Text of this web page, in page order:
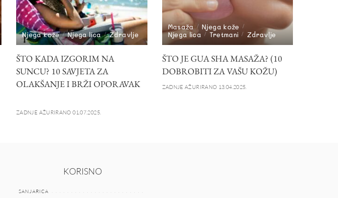
Njega kože Njega lica Zdravlje
ŠTO KADA IZGORIM NA
SUNCU? 10 SAVJETA ZA
OLAKŠANJE I BRŽI OPORAVAK
ZADNJE AŽURIRANO 01.07.2025.
Masaža
Njega kože
Njega lica
Tretmani Zdravlje
ŠTO JE GUA SHA MASAŽA? (10
DOBROBITI ZA VAŠU KOŽU)
ZADNJE AŽURIRANO 13.04.2025.
KORISNO
SANJARICA